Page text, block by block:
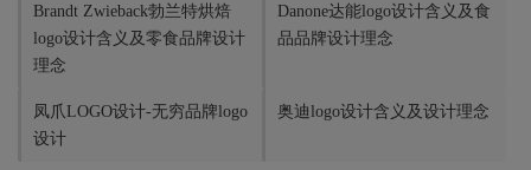
Brandt Zwieback勃兰特烘焙
logo设计含义及零食品牌设计
理念
Danone达能logo设计含义及食
品品牌设计理念
凤爪LOGO设计-无穷品牌logo
设计
奥迪logo设计含义及设计理念